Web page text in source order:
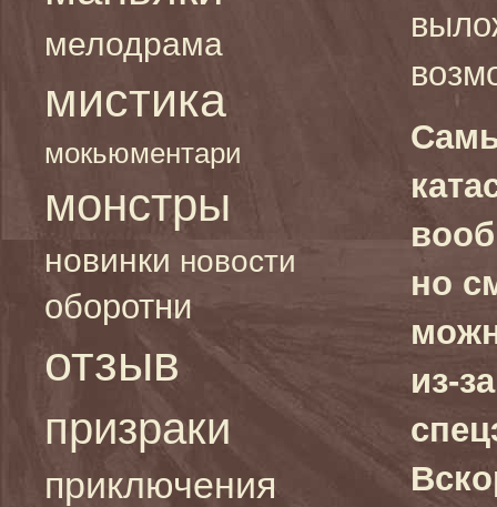
мелодрама
мистика
мокьюментари
монстры
новинки новости
оборотни
отзыв
призраки
приключения
но
из-за